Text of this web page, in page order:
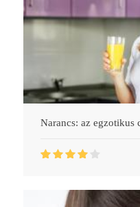
Narancs: az egzotikus